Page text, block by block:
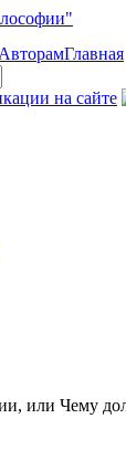
АвторамГлавная
на сайте
или Чему